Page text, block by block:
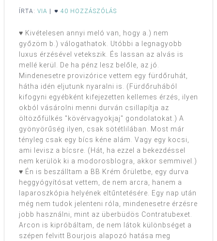
ÍRTA: VIA 40 HOZZÁSZÓLÁS
♥ Kivételesen annyi meló van, hogy a.) nem
győzöm b.) válogathatok. Utóbbi a legnagyobb
luxus érzésével vetekszik. És lassan az alvás is
mellé kerül. De ha pénz lesz belőle, az jó.
Mindenesetre provizórice vettem egy fürdőruhát,
hátha idén eljutunk nyaralni is. (Fürdőruhából
kifogyni egyébként kifejezetten kellemes érzés, ilyen
okból vásárolni menni durván csillapítja az
öltözőfülkés "kövérvagyokjaj" gondolatokat.) A
gyönyörűség ilyen, csak sötétlilában. Most már
tényleg csak egy bícs kéne alám. Vagy egy kocsi,
ami levisz a bícsre. (Hát, ha ezzel a bekezdéssel
nem kerülök ki a modorosblogra, akkor semmivel.)
♥ Én is beszálltam a BB Krém őrületbe, egy durva
heggyógyítósat vettem, de nem arcra, hanem a
laparoszkópia helyének eltűntetésére. Egy nap után
még nem tudok jelenteni róla, mindenesetre érzésre
jobb használni, mint az überbüdös Contratubexet.
Arcon is kipróbáltam, de nem látok különbséget a
szépen felvitt Bourjois alapozó hatása meg